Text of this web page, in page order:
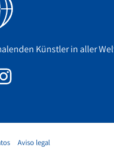
Künstler in aller
Aviso legal